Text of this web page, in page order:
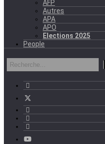
AFP
Autres
APA
APO
Elections 2025
People